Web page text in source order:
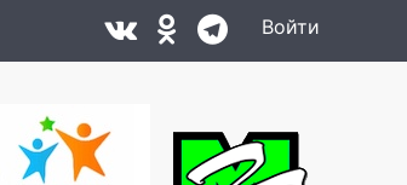
Войти